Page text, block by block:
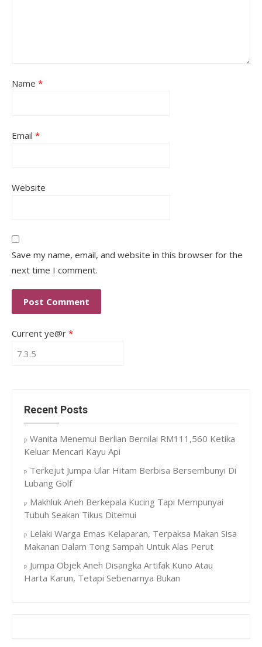
Name *
Email *
Website
Save my name, email, and website in this browser for the
next time I comment.
Current ye@r *
Recent Posts
Wanita Menemui Berlian Bernilai RM111,560 Ketika
Keluar Mencari Kayu Api
Terkejut Jumpa Ular Hitam Berbisa Bersembunyi Di
Lubang Golf
Makhluk Aneh Berkepala Kucing Tapi Mempunyai
Tubuh Seakan Tikus Ditemui
Lelaki Warga Emas Kelaparan, Terpaksa Makan Sisa
Makanan Dalam Tong Sampah Untuk Alas Perut
Jumpa Objek Aneh Disangka Artifak Kuno Atau
Harta Karun, Tetapi Sebenarnya Bukan